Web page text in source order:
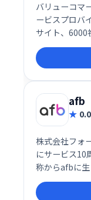
バリューコマ
ービスプロバ
サイト、6000
サービスの
者からビジネ
75万以上の
ットワークで
afb
0.0
株式会社フォ
にサービス10
称からafbに
サイトを突
ナー様にも多